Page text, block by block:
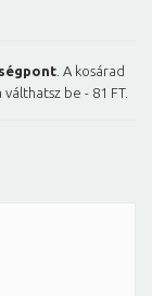
. A kosárad
válthatsz be - 81 FT.